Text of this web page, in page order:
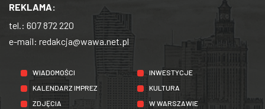
REKLAMA:
tel.: 607 872 220
e-mail: redakcja@wawa.net.pl
WIADOMOŚCI
INWESTYCJE
KALENDARZ IMPREZ
KULTURA
ZDJĘCIA
W WARSZAWIE